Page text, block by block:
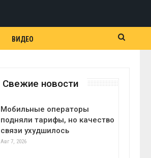
ВИДЕО
Свежие новости
Мобильные операторы
подняли тарифы, но качество
связи ухудшилось
Авг 7, 2026